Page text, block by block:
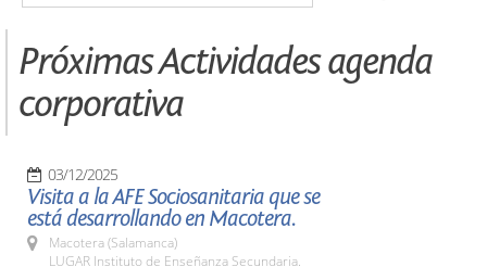
Próximas Actividades agenda
corporativa
03/12/2025
Visita a la AFE Sociosanitaria que se
está desarrollando en Macotera.
Macotera (Salamanca)
LUGAR Instituto de Enseñanza Secundaria.